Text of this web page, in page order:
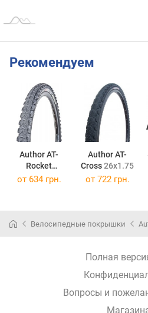
Рекомендуем
Author AT-
Rocket
27.5x2.1
Author AT-
Cross26x1.75
от 634 грн. от 722 грн.
Велосипедные покрышки
Полная
Вопросы и